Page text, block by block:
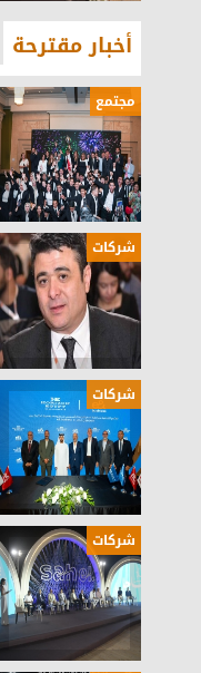
أخبار مقترحة
مجتمع
شركات
شركات
شركات